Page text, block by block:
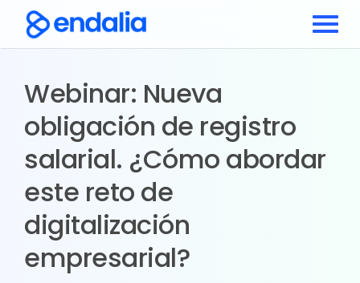
Webinar: Nueva
obligación de registro
salarial. ¿Cómo abordar
este reto de
digitalización
empresarial?